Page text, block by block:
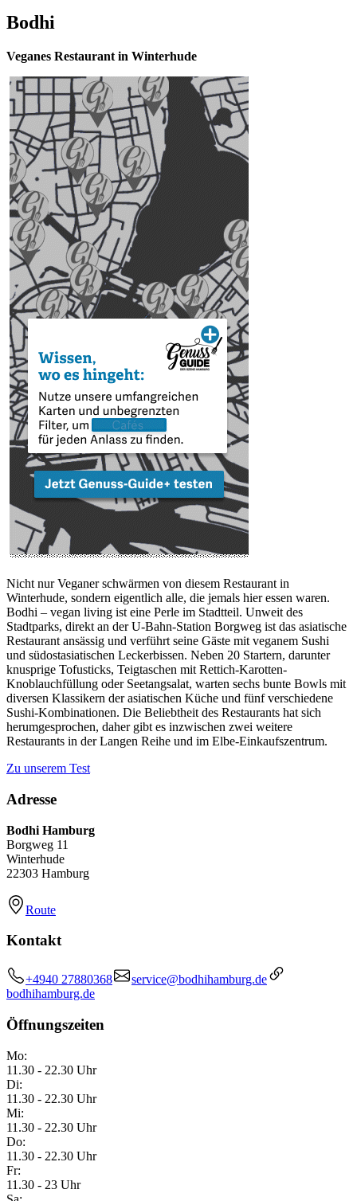
Bodhi
Veganes Restaurant in Winterhude
Nicht nur Veganer schwärmen von diesem Restaurant in
Winterhude, sondern eigentlich alle, die jemals hier essen waren.
Bodhi – vegan living ist eine Perle im Stadtteil. Unweit des
Stadtparks, direkt an der U-Bahn-Station Borgweg ist das asiatische
Restaurant ansässig und verführt seine Gäste mit veganem Sushi
und südostasiatischen Leckerbissen. Neben 20 Startern, darunter
knusprige Tofusticks, Teigtaschen mit Rettich-Karotten-
Knoblauchfüllung oder Seetangsalat, warten sechs bunte Bowls mit
diversen Klassikern der asiatischen Küche und fünf verschiedene
Sushi-Kombinationen. Die Beliebtheit des Restaurants hat sich
herumgesprochen, daher gibt es inzwischen zwei weitere
Restaurants in der Langen Reihe und im Elbe-Einkaufszentrum.
Zu unserem Test
Adresse
Bodhi Hamburg
Borgweg 11
Winterhude
22303 Hamburg
Route
Kontakt
+4940 27880368
service@bodhihamburg.de
bodhihamburg.de
Öffnungszeiten
Mo:
11.30 - 22.30 Uhr
Di:
11.30 - 22.30 Uhr
Mi:
11.30 - 22.30 Uhr
Do:
11.30 - 22.30 Uhr
Fr:
11.30 - 23 Uhr